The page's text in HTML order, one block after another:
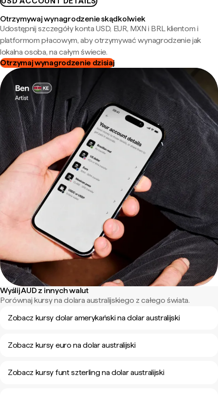
Otrzymywaj wynagrodzenie skądkolwiek
Udostępnij szczegóły konta USD, EUR, MXN i BRL klientom i
platformom płacowym, aby otrzymywać wynagrodzenie jak
lokalna osoba, na całym świecie.
Otrzymaj wynagrodzenie dzisiaj
Wyślij AUD z innych walut
Porównaj kursy na dolara australijskiego z całego świata.
Zobacz kursy dolar amerykański na dolar australijski
Zobacz kursy euro na dolar australijski
Zobacz kursy funt szterling na dolar australijski